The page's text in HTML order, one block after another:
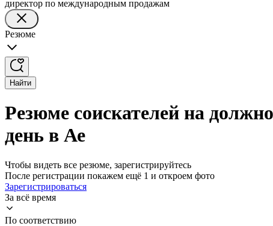
директор по международным продажам
Резюме
Найти
Резюме соискателей на
день в Ае
Чтобы видеть все резюме, зарегистрируйтесь
После регистрации покажем ещё 1 и откроем фото
Зарегистрироваться
За всё время
По соответствию